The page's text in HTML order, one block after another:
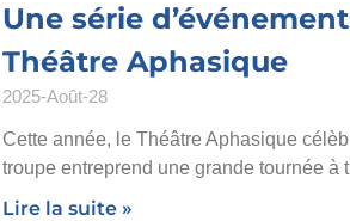
Une série
Théâtre Aphasique
2025-Août-28
Cette année, le Théâtre Aphasique
troupe entreprend une grande tournée à
Lire la suite »